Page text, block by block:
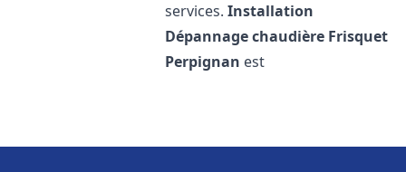
services.Installation
Dépannage chaudière Frisquet
Perpignan est